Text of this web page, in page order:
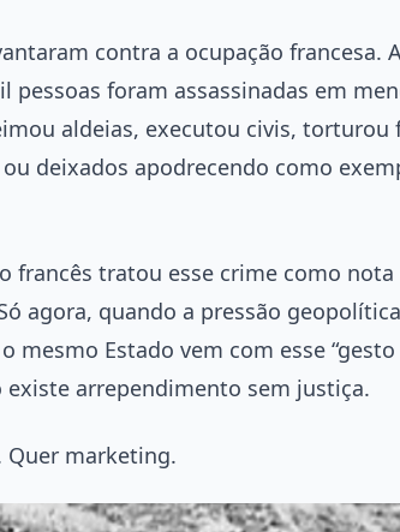
contra a ocupação francesa.
pessoas foram assassinadas em
aldeias, executou civis, torturou
deixados apodrecendo como
francês tratou esse crime como
agora, quando a pressão
mesmo Estado vem com esse
arrependimento sem justiça.
Quer marketing.